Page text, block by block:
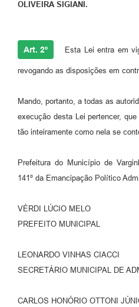
OLIVEIRA SIGIANI.
Art. 2º Esta Lei entra em
revogando as disposições em
Mando, portanto, a todas as
execução desta Lei pertencer,
tão inteiramente como nela se
Prefeitura do Município de
141º da Emancipação Político
VÉRDI LÚCIO MELO
PREFEITO MUNICIPAL
LEONARDO VINHAS CIACCI
SECRETÁRIO MUNICIPAL DE
CARLOS HONÓRIO OTTONI